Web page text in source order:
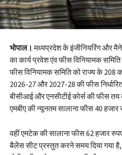
भोपाल। मध्यप्रदेश के इंजीनियरिंग और
का कार्य प्रवेश एंव फीस विनियामक
फीस विनियामक समिति को राज्य के
2026-27 और 2027-28 की फीस
बीसीआई और एनसीटीई कोर्स की फीस
एमबीए की न्यूनतम सालाना फीस 40
वहीं एमटेक की सालाना फीस 62 हजार
बैलेंस सीट प्रस्तुत करने समय दिया गया